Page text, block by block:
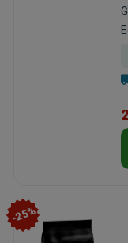
-25%